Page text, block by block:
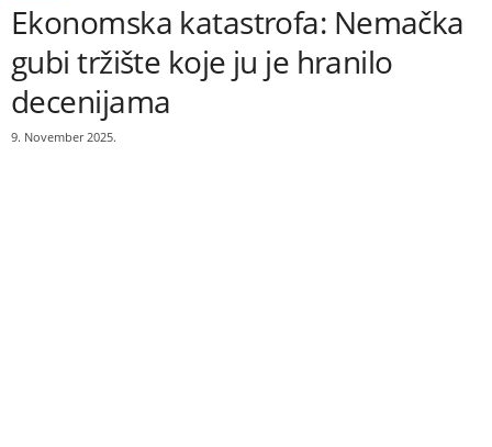
Ekonomska katastrofa: Nemačka
gubi tržište koje ju je hranilo
decenijama
9. November 2025.